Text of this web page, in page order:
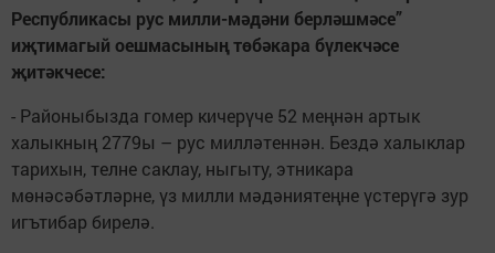
Республикасы рус милли-мәдәни берләшмәсе”
иҗтимагый оешмасының төбәкара бүлекчәсе
җитәкчесе:
- Районыбызда гомер кичерүче 52 меңнән артык
халыкның 2779ы – рус милләтеннән. Бездә халыклар
тарихын, телне саклау, ныгыту, этникара
мөнәсәбәтләрне, үз милли мәдәниятеңне үстерүгә зур
игътибар бирелә.